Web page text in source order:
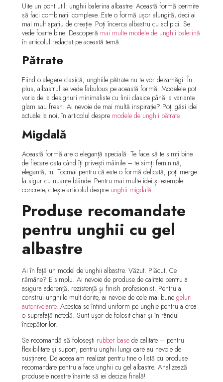
Uite un pont util: unghii balerina albastre. Această formă permite
să faci combinații complexe. Este o formă ușor alungită, deci ai
mai mult spațiu de creație. Poți încerca albastru cu sclipici. Se
vede foarte bine. Descoperă mai multe modele de unghii balerină
în articolul redactat pe această temă.
Pătrate
Fiind o alegere clasică, unghiile pătrate nu te vor dezamăgi. În
plus, albastrul se vede fabulous pe această formă. Modelele pot
varia de la designuri minimaliste cu linii clasice până la variante
glam sau fresh. Ai nevoie de mai multă inspirație? Poți găsi idei
actuale la noi, în articolul despre modele de unghii pătrate.
Migdală
Această formă are o eleganță specială. Te face să te simți bine
de fiecare data când îți privești mâinile – te simți feminină,
elegantă, tu. Tocmai pentru că este o formă delicată, poți merge
la sigur cu nuanțe blânde. Pentru mai multe idei și exemple
concrete, citește articolul despre unghii migdală.
Produse recomandate
pentru unghii cu gel
albastre
Ai în față un model de unghii albastre. Văzut. Plăcut. Ce
rămâne? E simplu. Ai nevoie de produse de calitate pentru a
asigura aderență, rezistență și finish profesionist. Pentru a
construi unghiile mult dorite, ai nevoie de cele mai bunegeluri
autonivelante. Acestea se întind uniform pe unghie pentru a crea
o suprafață netedă. Sunt ușor de folosit chiar și în rândul
începătorilor.
Se recomandă să folosești rubber base de calitate – pentru
flexibilitate și suport, pentru unghii lungi care au nevoie de
susținere. De aceea am realizat pentru tine o listă cu produse
recomandate pentru a face unghii cu gel albastre. Analizează
produsele noastre înainte să iei decizia finală!